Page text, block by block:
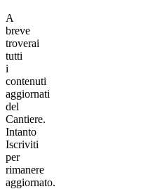
A
breve
troverai
tutti
i
contenuti
aggiornati
del
Cantiere.
Intanto
Iscriviti
per
rimanere
aggiornato.